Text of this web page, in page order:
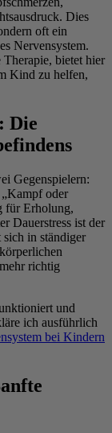
Dies
oft ein
Nervensystem.
Therapie, bietet hier
Kind zu helfen,
Die
Gegenspielern:
oder
für Erholung,
Dauerstress ist der
in ständiger
richtig
und
ich ausführlich
bei Kindern